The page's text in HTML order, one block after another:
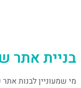
בניית אתר
מי שמעוניין לבנות